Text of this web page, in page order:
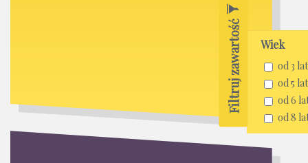
Filtruj zawartość Wiek
od 3 lat
od 5 lat
od 6
od 8